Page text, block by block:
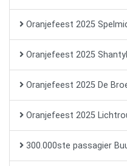
Oranjefeest 2025
Oranjefeest 2025
Oranjefeest 2025 De
Oranjefeest 2025
300.000ste passagier